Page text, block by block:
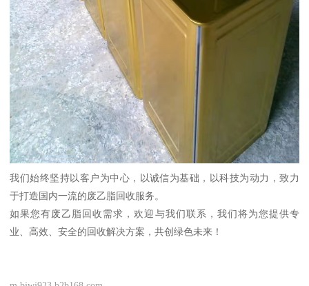
我们始终坚持以客户为中心，以诚信为基础，以科技为动力，致力
于打造国内一流的废乙脂回收服务。
如果您有废乙脂回收需求，欢迎与我们联系，我们将为您提供专
业、高效、安全的回收解决方案，共创绿色未来！